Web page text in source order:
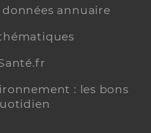
annuaire
: les bons